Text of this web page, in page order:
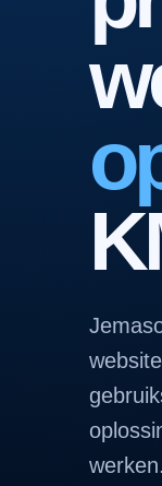
werken.